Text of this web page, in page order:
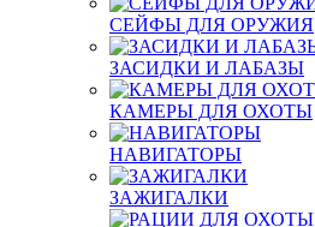
СЕЙФЫ ДЛЯ ОРУЖИЯ
ЗАСИДКИ И ЛАБАЗЫ
КАМЕРЫ ДЛЯ ОХОТЫ
НАВИГАТОРЫ
ЗАЖИГАЛКИ